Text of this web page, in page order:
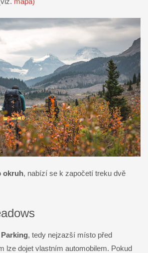
okruh, nabízí se k započetí treku dvě
, tedy nejzazší místo před
lze dojet vlastním automobilem. Pokud